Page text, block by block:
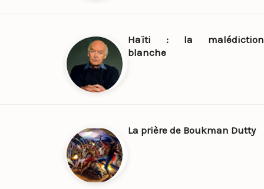
Haïti : la malédiction
blanche
La prière de Boukman Dutty